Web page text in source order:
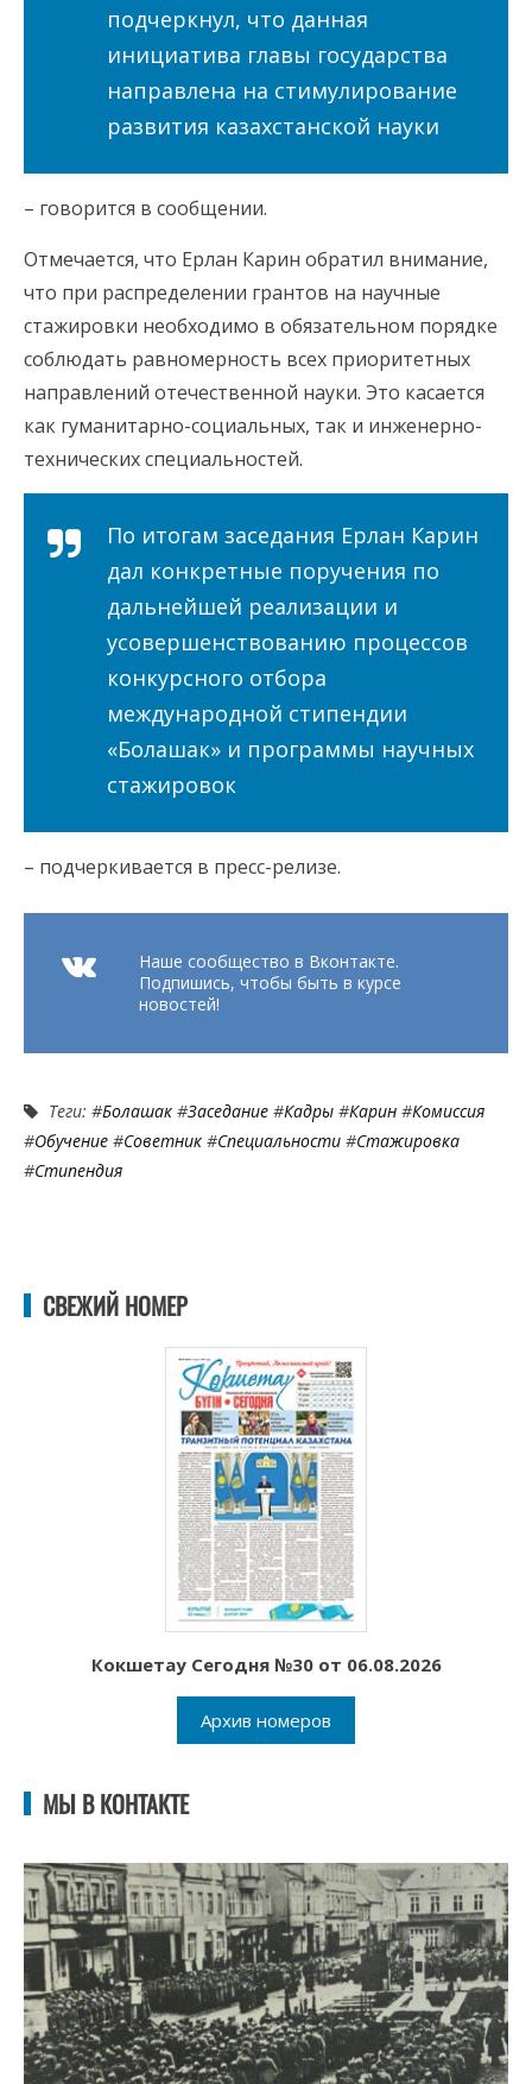
подчеркнул, что данная
инициатива главы государства
направлена на стимулирование
развития казахстанской науки
– говорится в сообщении.
Отмечается, что Ерлан Карин обратил внимание,
что при распределении грантов на научные
стажировки необходимо в обязательном порядке
соблюдать равномерность всех приоритетных
направлений отечественной науки. Это касается
как гуманитарно-социальных, так и инженерно-
технических специальностей.
По итогам заседания Ерлан Карин
дал конкретные поручения по
дальнейшей реализации и
усовершенствованию процессов
конкурсного отбора
международной стипендии
«Болашак» и программы научных
стажировок
– подчеркивается в пресс-релизе.
Наше сообщество в Вконтакте.
Подпишись, чтобы быть в курсе
новостей!
Теги: #Болашак #Заседание #Кадры #Карин #Комиссия
#Обучение #Советник #Специальности #Стажировка
#Стипендия
СВЕЖИЙ НОМЕР
Кокшетау Сегодня №30 от 06.08.2026
Архив номеров
МЫ В КОНТАКТЕ